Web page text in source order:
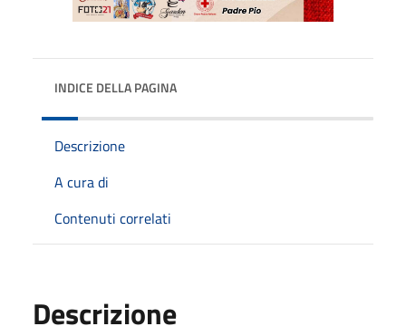
INDICE DELLA PAGINA
Descrizione
A cura di
Contenuti correlati
Descrizione